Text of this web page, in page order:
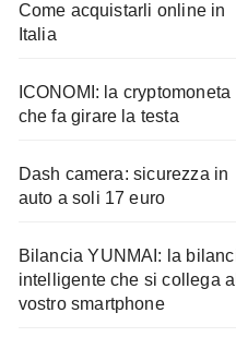
Come acquistarli online in
Italia
ICONOMI: la cryptomoneta
che fa girare la testa
Dash camera: sicurezza in
auto a soli 17 euro
Bilancia YUNMAI: la
intelligente che si collega al
vostro smartphone